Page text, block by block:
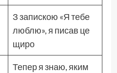
З запискою «Я тебе
люблю», я писав це
щиро
Тепер я знаю, яким